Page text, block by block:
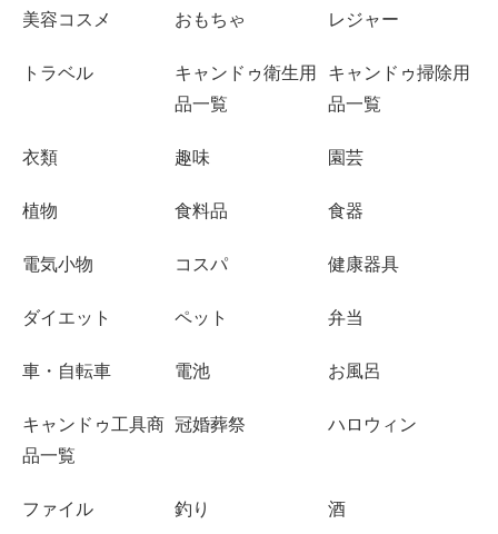
美容コスメ おもちゃ レジャー
トラベル
キャンドゥ衛生用
品一覧
キャンドゥ掃除用
品一覧
衣類 趣味 園芸
植物 食料品 食器
電気小物 コスパ 健康器具
ダイエット ペット 弁当
車・自転車 電池 お風呂
キャンドゥ工具商
品一覧
冠婚葬祭 ハロウィン
ファイル 釣り 酒